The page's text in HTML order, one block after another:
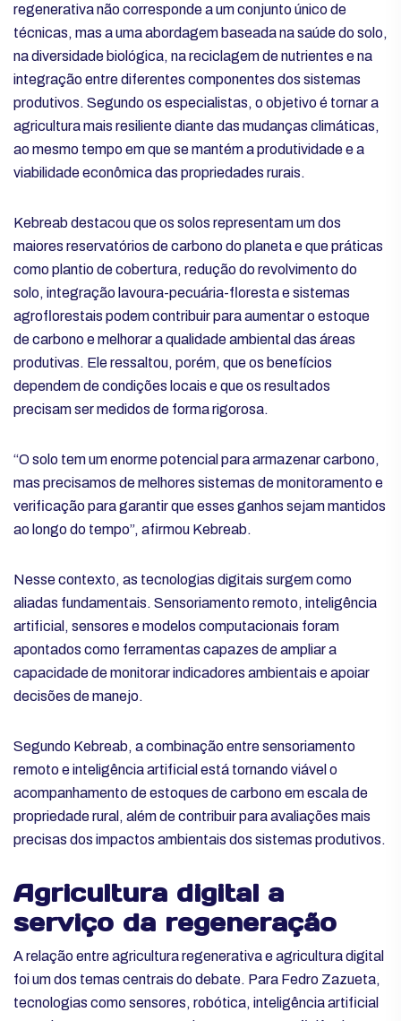
regenerativa não corresponde a um conjunto único de
técnicas, mas a uma abordagem baseada na saúde do solo,
na diversidade biológica, na reciclagem de nutrientes e na
integração entre diferentes componentes dos sistemas
produtivos. Segundo os especialistas, o objetivo é tornar a
agricultura mais resiliente diante das mudanças climáticas,
ao mesmo tempo em que se mantém a produtividade e a
viabilidade econômica das propriedades rurais.
Kebreab destacou que os solos representam um dos
maiores reservatórios de carbono do planeta e que práticas
como plantio de cobertura, redução do revolvimento do
solo, integração lavoura-pecuária-floresta e sistemas
agroflorestais podem contribuir para aumentar o estoque
de carbono e melhorar a qualidade ambiental das áreas
produtivas. Ele ressaltou, porém, que os benefícios
dependem de condições locais e que os resultados
precisam ser medidos de forma rigorosa.
“O solo tem um enorme potencial para armazenar carbono,
mas precisamos de melhores sistemas de monitoramento e
verificação para garantir que esses ganhos sejam mantidos
ao longo do tempo”, afirmou Kebreab.
Nesse contexto, as tecnologias digitais surgem como
aliadas fundamentais. Sensoriamento remoto, inteligência
artificial, sensores e modelos computacionais foram
apontados como ferramentas capazes de ampliar a
capacidade de monitorar indicadores ambientais e apoiar
decisões de manejo.
Segundo Kebreab, a combinação entre sensoriamento
remoto e inteligência artificial está tornando viável o
acompanhamento de estoques de carbono em escala de
propriedade rural, além de contribuir para avaliações mais
precisas dos impactos ambientais dos sistemas produtivos.
Agricultura digital a
serviço da regeneração
A relação entre agricultura regenerativa e agricultura digital
foi um dos temas centrais do debate. Para Fedro Zazueta,
tecnologias como sensores, robótica, inteligência artificial